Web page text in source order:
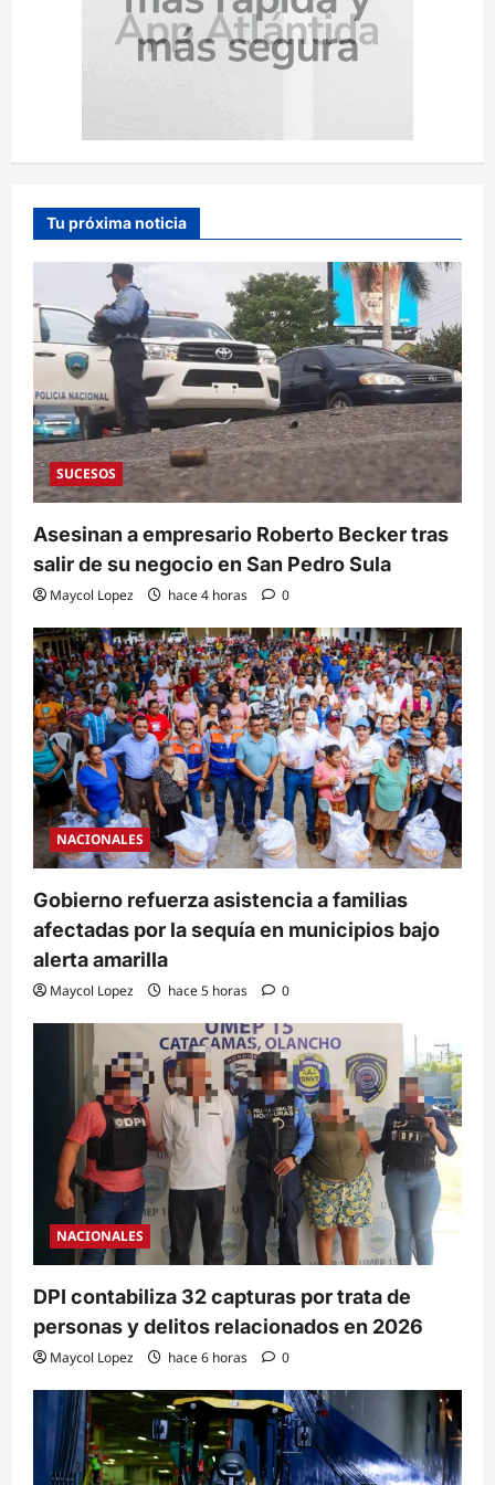
Tu próxima noticia
SUCESOS
Asesinan a empresario Roberto Becker tras
salir de su negocio en San Pedro Sula
Maycol Lopez hace 4 horas 0
NACIONALES
Gobierno refuerza asistencia a familias
afectadas por la sequía en municipios bajo
alerta amarilla
Maycol Lopez hace 5 horas 0
NACIONALES
DPI contabiliza 32 capturas por trata de
personas y delitos relacionados en 2026
Maycol Lopez hace 6 horas 0